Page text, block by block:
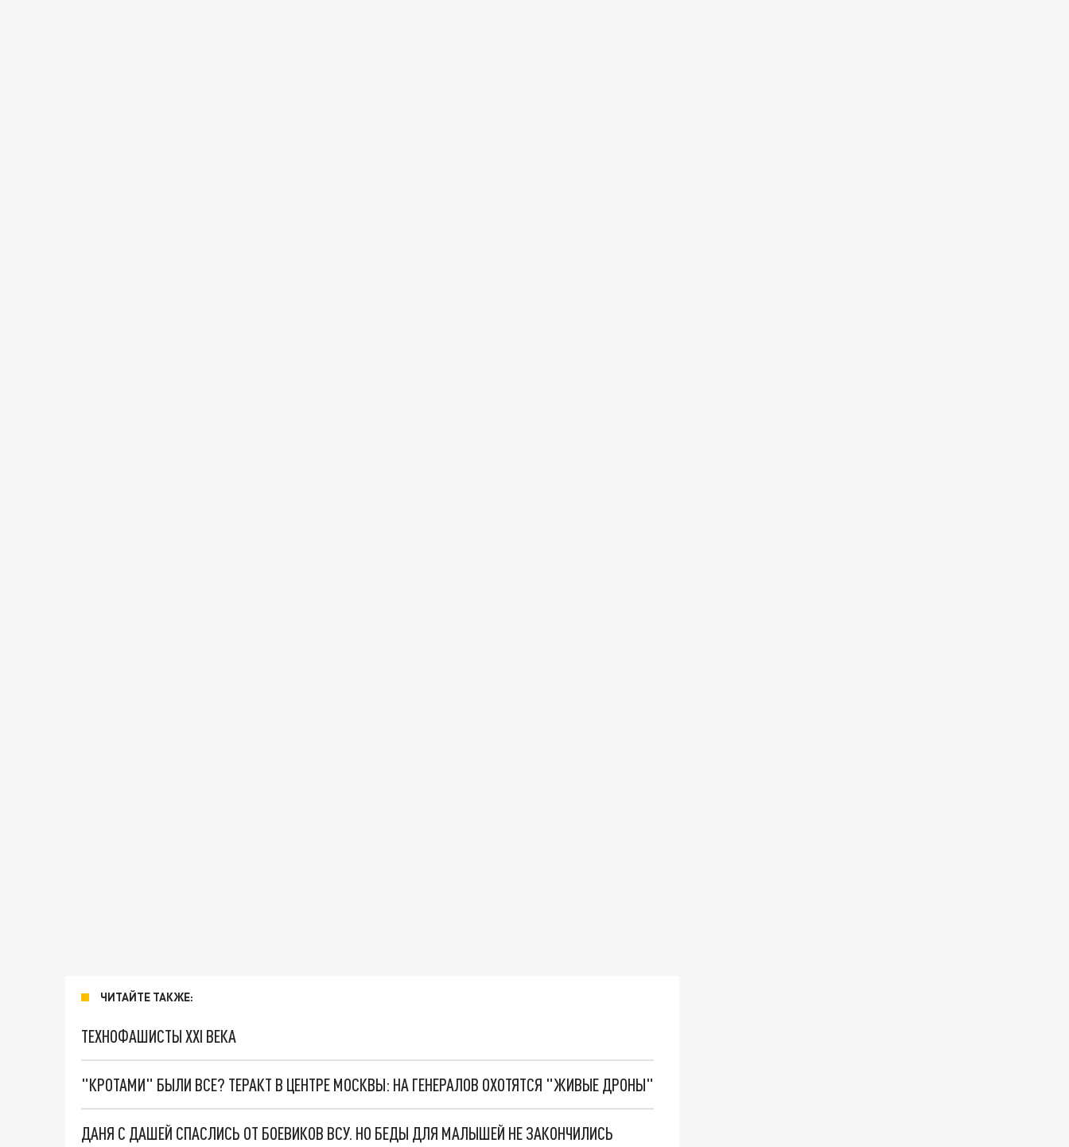
ЧИТАЙТЕ ТАКЖЕ:
ТЕХНОФАШИСТЫ XXI ВЕКА
"КРОТАМИ" БЫЛИ ВСЕ? ТЕРАКТ В ЦЕНТРЕ МОСКВЫ: НА ГЕНЕРАЛОВ ОХОТЯТСЯ "ЖИВЫЕ ДРОНЫ"
ДАНЯ С ДАШЕЙ СПАСЛИСЬ ОТ БОЕВИКОВ ВСУ. НО БЕДЫ ДЛЯ МАЛЫШЕЙ НЕ ЗАКОНЧИЛИСЬ